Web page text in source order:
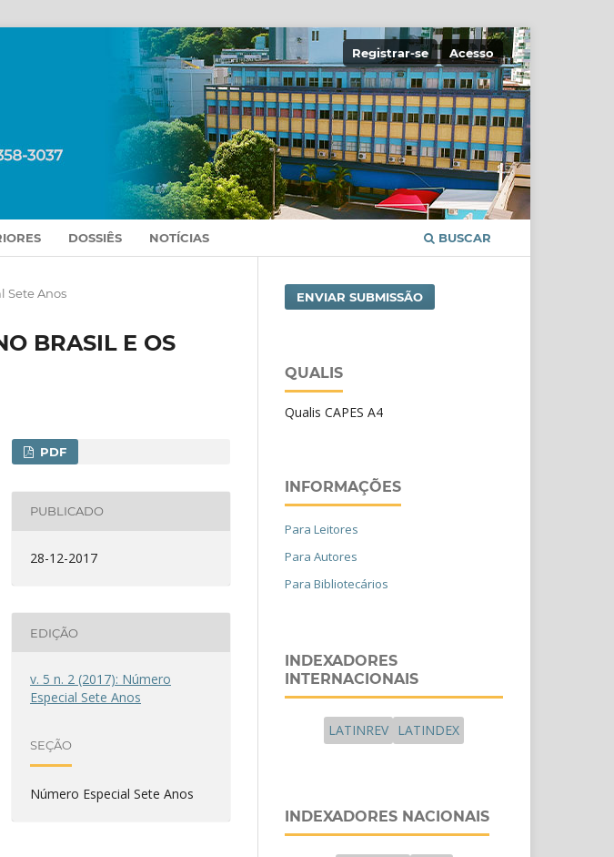
DOSSIÊS NOTÍCIAS BUSCAR
Registrar-se Acesso
Sete Anos
BRASIL E OS
PDF
PUBLICADO
28-12-2017
EDIÇÃO
v. 5 n. 2 (2017): Número
Especial Sete Anos
SEÇÃO
Número Especial Sete Anos
ENVIAR SUBMISSÃO
QUALIS
Qualis CAPES A4
INFORMAÇÕES
Para Leitores
Para Autores
Para Bibliotecários
INDEXADORES
INTERNACIONAIS
LATINREV LATINDEX
INDEXADORES NACIONAIS